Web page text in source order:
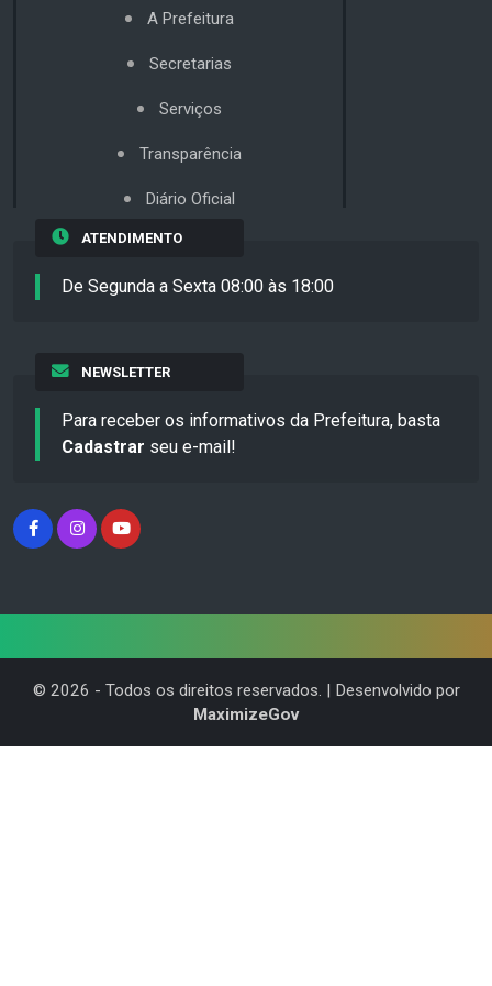
A Prefeitura
Secretarias
Serviços
Transparência
Diário Oficial
ATENDIMENTO
De Segunda a Sexta 08:00 às 18:00
NEWSLETTER
Para receber os informativos da Prefeitura, basta
Cadastrar seu e-mail!
© 2026 - Todos os direitos reservados. | Desenvolvido por
MaximizeGov